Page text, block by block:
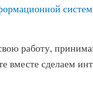
работу,
вместе сделаем